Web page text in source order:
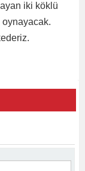
iki köklü
oynayacak.